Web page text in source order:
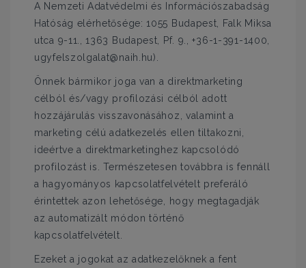
A Nemzeti Adatvédelmi és Információszabadság
Hatóság elérhetősége: 1055 Budapest, Falk Miksa
utca 9-11., 1363 Budapest, Pf. 9., +36-1-391-1400,
ugyfelszolgalat@naih.hu).
Önnek bármikor joga van a direktmarketing
célból és/vagy profilozási célból adott
hozzájárulás visszavonásához, valamint a
marketing célú adatkezelés ellen tiltakozni,
ideértve a direktmarketinghez kapcsolódó
profilozást is. Természetesen továbbra is fennáll
a hagyományos kapcsolatfelvételt preferáló
érintettek azon lehetősége, hogy megtagadják
az automatizált módon történő
kapcsolatfelvételt.
Ezeket a jogokat az adatkezelőknek a fent